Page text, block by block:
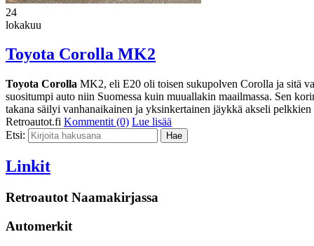
24
lokakuu
Toyota Corolla MK2
Toyota Corolla MK2, eli E20 oli toisen sukupolven Corolla ja sitä
suositumpi auto niin Suomessa kuin muuallakin maailmassa. Sen
takana säilyi vanhanaikainen ja yksinkertainen jäykkä akseli
Retroautot.fi Kommentit (0) Lue lisää
Etsi:
Linkit
Retroautot Naamakirjassa
Automerkit